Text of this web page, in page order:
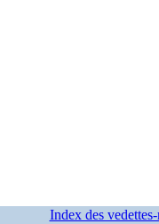
Index des